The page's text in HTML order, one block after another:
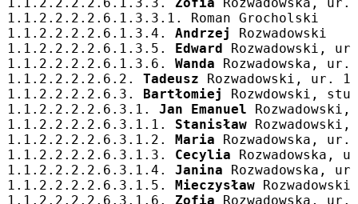
1.1.2.2.2.2.6.1.3.3. Zofia Rozwadowska,
1.1.2.2.2.2.6.1.3.3.1. Roman Grocholski
1.1.2.2.2.2.6.1.3.4. Andrzej
Rozwadowski
1.1.2.2.2.2.6.1.3.5.
Edward
Rozwadowski,
1.1.2.2.2.2.6.1.3.6. Wanda Rozwadowska,
1.1.2.2.2.2.6.2. Tadeusz Rozwadowski, ur.
1.1.2.2.2.2.6.3.
Bartłomiej
Rozwdowski,
1.1.2.2.2.2.6.3.1. Jan Emanuel
1.1.2.2.2.2.6.3.1.1. Stanisław
1.1.2.2.2.2.6.3.1.2.
Maria Rozwadowska,
1.1.2.2.2.2.6.3.1.3. Cecylia Rozwadowska,
1.1.2.2.2.2.6.3.1.4. Janina Rozwadowska,
1.1.2.2.2.2.6.3.1.5.
Mieczysław
1.1.2.2.2.2.6.3.1.6. Zofia Rozwadowska,